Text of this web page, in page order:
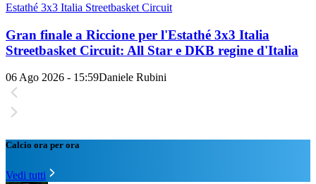
Estathé 3x3 Italia Streetbasket Circuit
Gran finale a Riccione per l'Estathé 3x3 Italia
Streetbasket Circuit: All Star e DKB regine d'Italia
06 Ago 2026 - 15:59Daniele Rubini
Calcio ora per ora
Vedi tutti